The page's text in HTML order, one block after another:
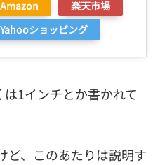
Amazon
楽天市場
Yahooショッピング
1インチとか書かれて
ど、このあたりは説明す